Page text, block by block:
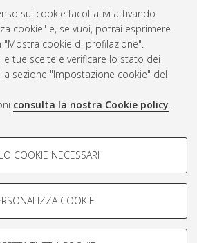
sui cookie facoltativi attivando
cookie" e, se vuoi, potrai esprimere
"Mostra cookie di profilazione".
tue scelte e verificare lo stato dei
sezione "Impostazione cookie" del
consulta la nostra Cookie policy.
-
per analizzare le caratteristiche della
creare profili in base al loro comportamento
COOKIE NECESSARI
COOKIE
sito